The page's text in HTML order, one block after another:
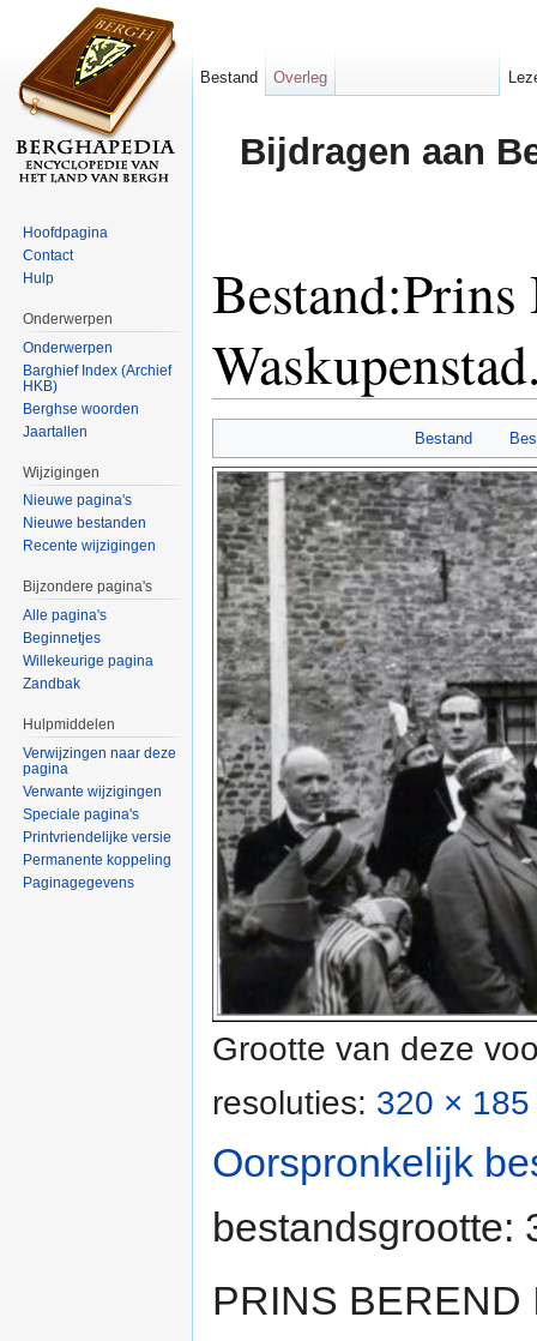
Bijdragen aan
Bestand:Prins
Bestand
Grootte van deze
resoluties: 320 ×
Oorspronkelijk
bestandsgrootte:
PRINS BEREND
Bestand Overleg
Hoofdpagina
Contact
Hulp
Onderwerpen
Onderwerpen
Barghief Index (Archief
HKB)
Berghse woorden
Jaartallen
Wijzigingen
Nieuwe pagina's
Nieuwe bestanden
Recente wijzigingen
Bijzondere pagina's
Alle pagina's
Beginnetjes
Willekeurige pagina
Zandbak
Hulpmiddelen
Verwijzingen naar deze
pagina
Verwante wijzigingen
Speciale pagina's
Printvriendelijke versie
Permanente koppeling
Paginagegevens